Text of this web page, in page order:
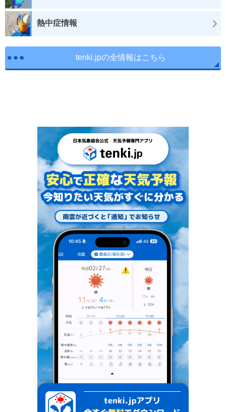
熱中症情報
tenki.jpの全情報はこちら